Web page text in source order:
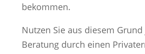
bekommen.
Nutzen Sie aus diesem
Beratung durch einen